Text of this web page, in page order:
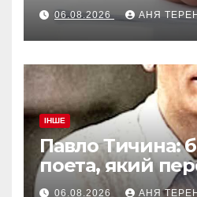
06.08.2026 АНЯ
ІНШЕ
Павло Тичина:
поета, який
06.08.2026 АНЯ